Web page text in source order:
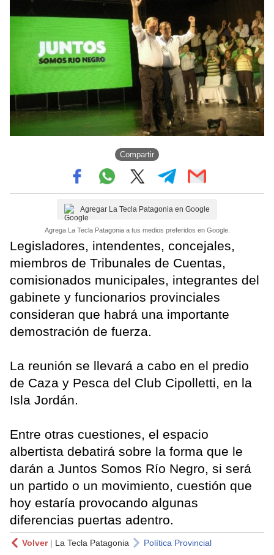
Compartir
Agregar La Tecla Patagonia en Google
Agrega La Tecla Patagonia a tus medios preferidos en Google.
Legisladores, intendentes, concejales,
miembros de Tribunales de Cuentas,
comisionados municipales, integrantes del
gabinete y funcionarios provinciales
consideran que habrá una importante
demostración de fuerza.
La reunión se llevará a cabo en el predio
de Caza y Pesca del Club Cipolletti, en la
Isla Jordán.
Entre otras cuestiones, el espacio
albertista debatirá sobre la forma que le
darán a Juntos Somos Río Negro, si será
un partido o un movimiento, cuestión que
hoy estaría provocando algunas
diferencias puertas adentro.
Volver| La Tecla Patagonia Política Provincial